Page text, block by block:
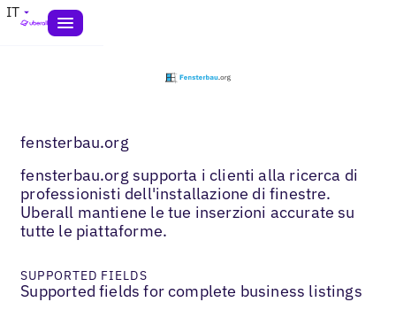
IT
fensterbau.org
fensterbau.org supporta i clienti alla ricerca di
professionisti dell'installazione di finestre.
Uberall mantiene le tue inserzioni accurate su
tutte le piattaforme.
SUPPORTED FIELDS
Supported fields for complete business listings